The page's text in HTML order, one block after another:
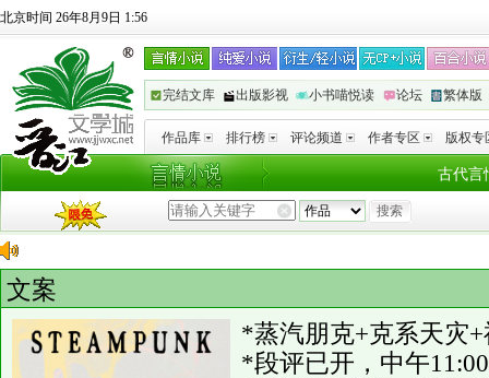
北京时间 26年8月9日 1:56
完结文库 出版影视 小书喵悦读 论坛 繁体版
作品库 排行榜 评论频道 作者专区 版权专
古代言
文案
*蒸汽朋克+克系天灾
*段评已开，中午